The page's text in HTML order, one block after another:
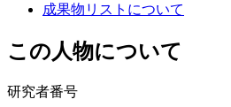
成果物リストについて
この人物について
研究者番号